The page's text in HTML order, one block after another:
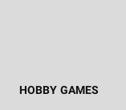
HOBBY GAMES